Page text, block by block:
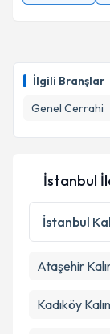
İlgili Branşlar
Genel Cerrahi
İstanbul
İstanbul
Ataşehir
Kadıköy